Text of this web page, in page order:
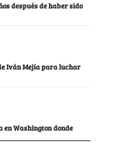
después de haber sido
Iván Mejía para luchar
en Washington donde